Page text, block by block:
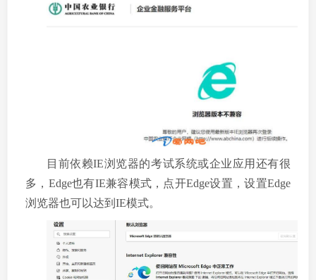
目前依赖IE浏览器的考试系统或企业应用还有很
多，Edge也有IE兼容模式，点开Edge设置，设置Edge
浏览器也可以达到IE模式。